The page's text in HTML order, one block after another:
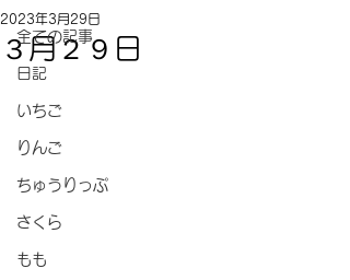
全ての記事
日記
いちご
りんご
ちゅうりっぷ
さくら
もも
３月２９日
2023年3月29日